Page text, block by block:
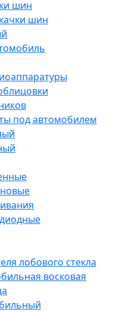
шин
шин
под автомобилем
лобового стекла
восковая